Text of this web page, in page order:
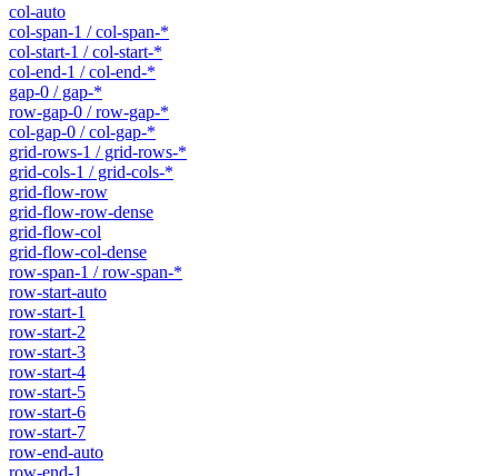
col-auto
col-span-1 / col-span-*
col-start-1 / col-start-*
col-end-1 / col-end-*
gap-0 / gap-*
row-gap-0 / row-gap-*
col-gap-0 / col-gap-*
grid-rows-1 / grid-rows-*
grid-cols-1 / grid-cols-*
grid-flow-row
grid-flow-row-dense
grid-flow-col
grid-flow-col-dense
row-span-1 / row-span-*
row-start-auto
row-start-1
row-start-2
row-start-3
row-start-4
row-start-5
row-start-6
row-start-7
row-end-auto
row-end-1